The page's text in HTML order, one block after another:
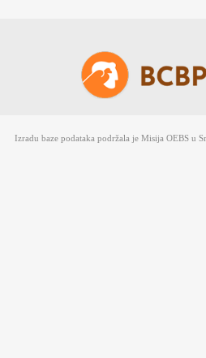
Izradu baze podataka podržala je Misija OEBS u